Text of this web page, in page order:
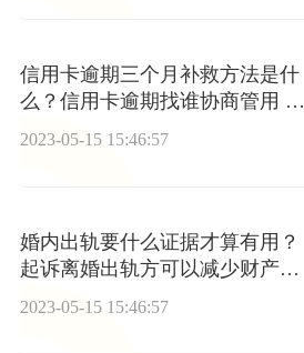
信用卡逾期三个月补救方法是什
么？信用卡逾期找谁协商管用 当
2023-05-15 15:46:57
婚内出轨要什么证据才算有用？
起诉离婚出轨方可以减少财产分
2023-05-15 15:46:57